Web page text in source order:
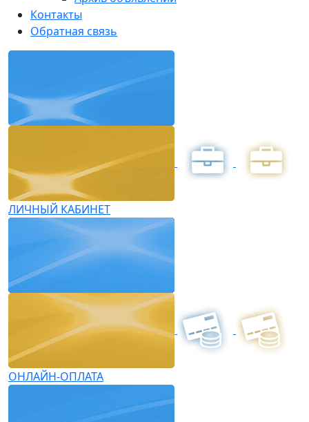
Контакты
Обратная связь
ЛИЧНЫЙ КАБИНЕТ
ОНЛАЙН-ОПЛАТА